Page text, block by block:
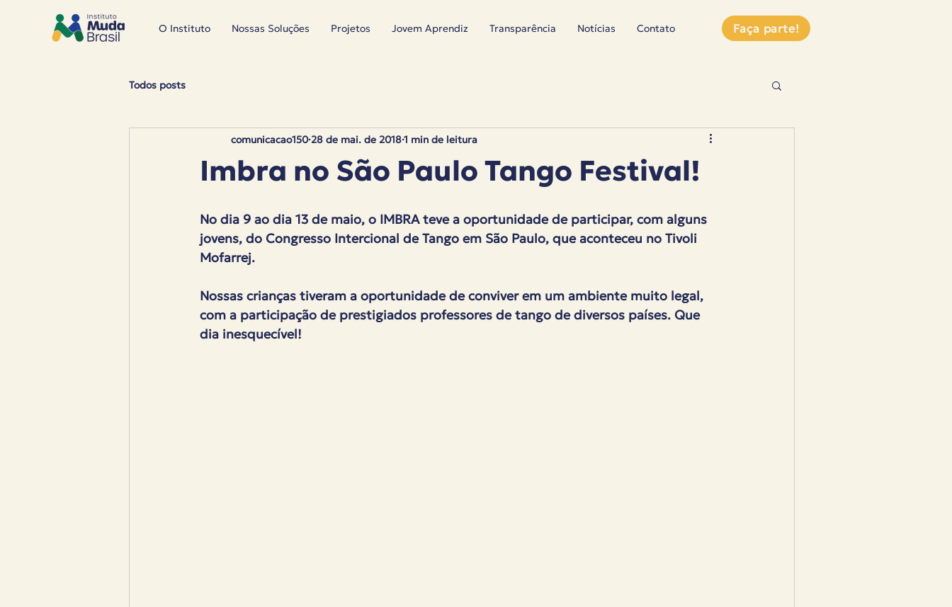
O Instituto Nossas Soluções Projetos Jovem Aprendiz Transparência Notícias Contato Faça parte!
Todos posts
Imbra no São Paulo Tango Festival!
comunicacao150 28 de mai. de 20181 min de leitura
No dia 9 ao dia 13 de maio, o IMBRA teve a oportunidade de participar, com alguns
jovens, do Congresso Intercional de Tango em São Paulo, que aconteceu no Tivoli
Mofarrej.
Nossas crianças tiveram a oportunidade de conviver em um ambiente muito legal,
com a participação de prestigiados professores de tango de diversos países. Que
dia inesquecível!